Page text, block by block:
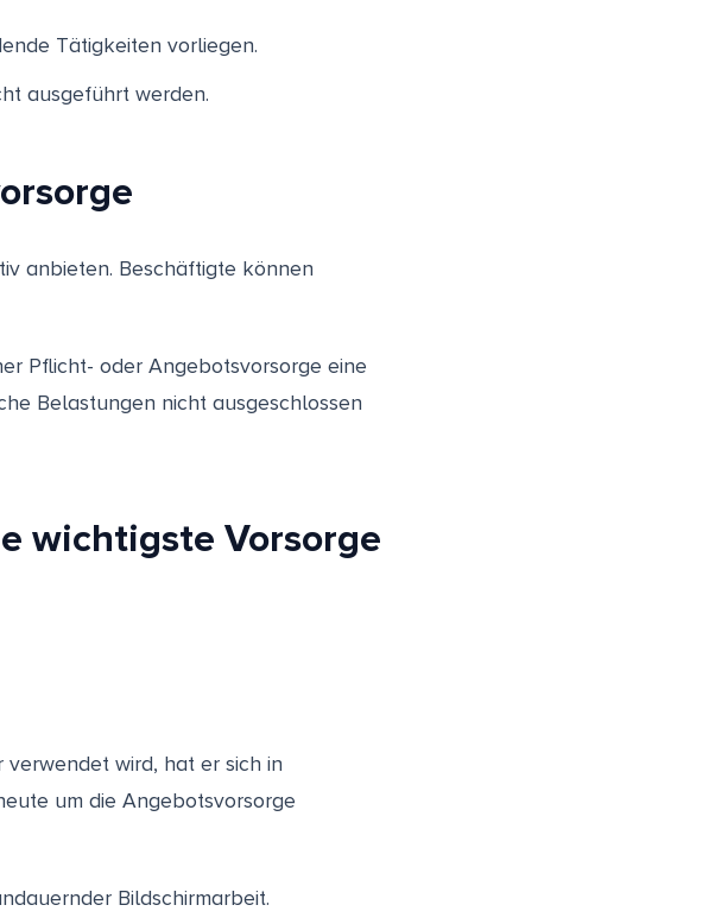
Tätigkeiten vorliegen.
ausgeführt werden.
anbieten. Beschäftigte können
Pflicht- oder Angebotsvorsorge eine
Belastungen nicht ausgeschlossen
wichtigste Vorsorge
wird, hat er sich in
um die Angebotsvorsorge
Bildschirmarbeit.